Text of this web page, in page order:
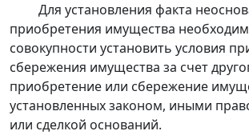
Для установления факта
приобретения имущества
совокупности установить условия
сбережения имущества за счет
приобретение или сбережение
установленных законом, иными
или сделкой оснований.